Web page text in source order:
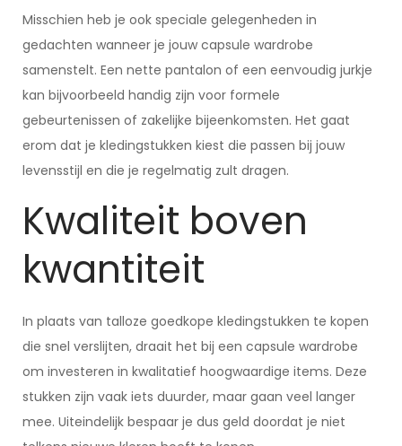
Misschien heb je ook speciale gelegenheden in
gedachten wanneer je jouw capsule wardrobe
samenstelt. Een nette pantalon of een eenvoudig jurkje
kan bijvoorbeeld handig zijn voor formele
gebeurtenissen of zakelijke bijeenkomsten. Het gaat
erom dat je kledingstukken kiest die passen bij jouw
levensstijl en die je regelmatig zult dragen.
Kwaliteit boven
kwantiteit
In plaats van talloze goedkope kledingstukken te kopen
die snel verslijten, draait het bij een capsule wardrobe
om investeren in kwalitatief hoogwaardige items. Deze
stukken zijn vaak iets duurder, maar gaan veel langer
mee. Uiteindelijk bespaar je dus geld doordat je niet